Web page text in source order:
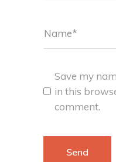
Save my
in this
comment.